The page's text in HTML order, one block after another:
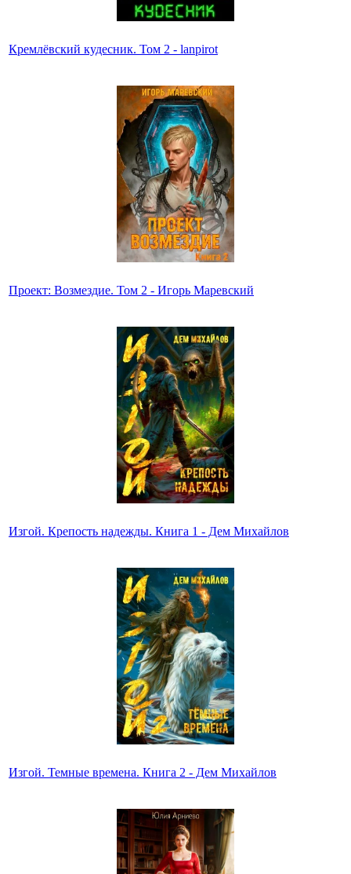
Кремлёвский кудесник. Том 2 - lanpirot
Проект: Возмездие. Том 2 - Игорь Маревский
Изгой. Крепость надежды. Книга 1 - Дем Михайлов
Изгой. Темные времена. Книга 2 - Дем Михайлов